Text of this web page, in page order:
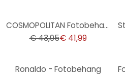
COSMOPOLITAN Fotobehang bos bomen vogels - natuurmotief Vliesbehang beige grijs
€ 43,95€ 41,99
Ronaldo - Fotobehang